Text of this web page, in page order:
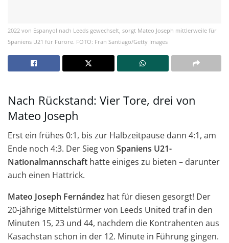
2022 von Espanyol nach Leeds gewechselt, sorgt Mateo Joseph mittlerweile für
Spaniens U21 für Furore. FOTO: Fran Santiago/Getty Images
Nach Rückstand: Vier Tore, drei von
Mateo Joseph
Erst ein frühes 0:1, bis zur Halbzeitpause dann 4:1, am
Ende noch 4:3. Der Sieg von Spaniens U21-
Nationalmannschaft hatte einiges zu bieten – darunter
auch einen Hattrick.
Mateo Joseph Fernández hat für diesen gesorgt! Der
20-jährige Mittelstürmer von Leeds United traf in den
Minuten 15, 23 und 44, nachdem die Kontrahenten aus
Kasachstan schon in der 12. Minute in Führung gingen.